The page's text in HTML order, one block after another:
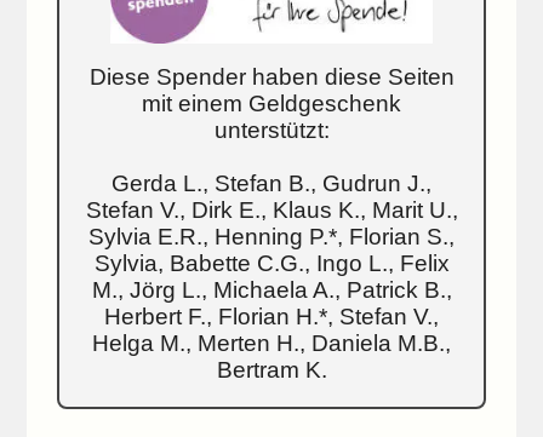
Diese Spender haben diese Seiten
mit einem Geldgeschenk
unterstützt:
Gerda L., Stefan B., Gudrun J.,
Stefan V., Dirk E., Klaus K., Marit U.,
Sylvia E.R., Henning P.*, Florian S.,
Sylvia, Babette C.G., Ingo L., Felix
M., Jörg L., Michaela A., Patrick B.,
Herbert F., Florian H.*, Stefan V.,
Helga M., Merten H., Daniela M.B.,
Bertram K.